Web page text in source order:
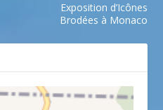
Exposition d’Icônes
Brodées à Monaco